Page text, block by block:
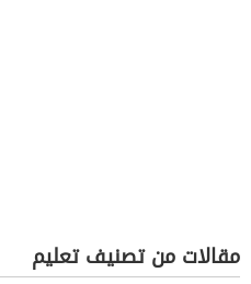
مقالات من تصنيف تعليم